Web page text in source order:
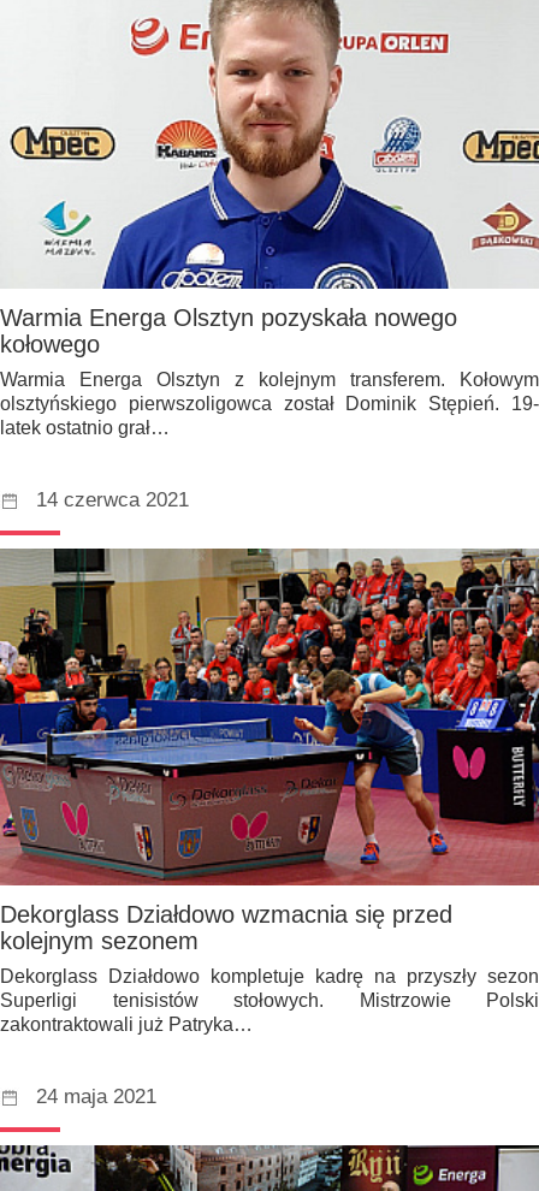
Warmia Energa Olsztyn pozyskała nowego
kołowego
Warmia Energa Olsztyn z kolejnym transferem. Kołowym
olsztyńskiego pierwszoligowca został Dominik Stępień. 19-
latek ostatnio grał…
14 czerwca 2021
Dekorglass Działdowo wzmacnia się przed
kolejnym sezonem
Dekorglass Działdowo kompletuje kadrę na przyszły sezon
Superligi tenisistów stołowych. Mistrzowie Polski
zakontraktowali już Patryka…
24 maja 2021